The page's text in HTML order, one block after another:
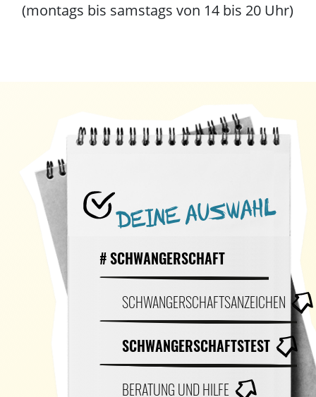
(montags bis samstags von 14 bis 20 Uhr)
DEINE AUSWAHL
# SCHWANGERSCHAFT
SCHWANGERSCHAFTSANZEICHEN
SCHWANGERSCHAFTSTEST
BERATUNG UND HILFE